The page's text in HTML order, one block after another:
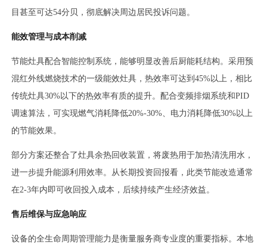
目甚至可达54分贝，彻底解决周边居民投诉问题。
能效管理与成本削减
节能灶具配合智能控制系统，能够明显改善后厨能耗结构。采用预
混红外线燃烧技术的一级能效灶具，热效率可达到45%以上，相比
传统灶具30%以下的热效率有质的提升。配合变频排烟系统和PID
调速算法，可实现燃气消耗降低20%-30%、电力消耗降低30%以上
的节能效果。
部分方案还整合了灶具余热回收装置，将废热用于加热清洗用水，
进一步提升能源利用效率。从长期投资回报看，此类节能改造通常
在2-3年内即可收回投入成本，后续持续产生经济效益。
售后维保与应急响应
设备的全生命周期管理能力是衡量服务商专业度的重要指标。本地